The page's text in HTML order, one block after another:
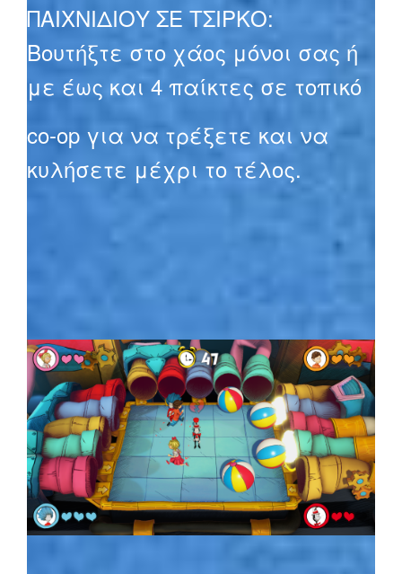
ΠΑΙΧΝΙΔΙΟΥ ΣΕ ΤΣΙΡΚΟ:
Βουτήξτε στο χάος μόνοι σας ή
με έως και 4 παίκτες σε τοπικό
co-op για να τρέξετε και να
κυλήσετε μέχρι το τέλος.